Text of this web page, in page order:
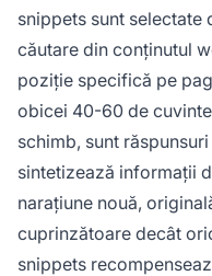
snippets sunt
căutare din conținutul
poziție specifică pe
obicei 40-60 de
schimb, sunt
sintetizează informații
narațiune nouă,
cuprinzătoare decât
snippets